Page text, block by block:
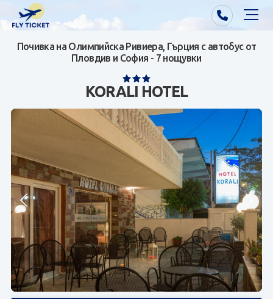
Почивки от Варна
Почивки от София/Пловдив/Бургас
Самолетни билети
Визи
Контакти
За нас
ЗАПИТВАНЕ
Почивка на Олимпийска Ривиера, Гърция с автобус от
Пловдив и София - 7 нощувки
KORALI HOTEL